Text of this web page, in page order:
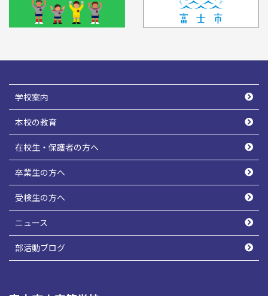
学校案内
本校の教育
在校生・保護者の方へ
卒業生の方へ
受検生の方へ
ニュース
部活動ブログ